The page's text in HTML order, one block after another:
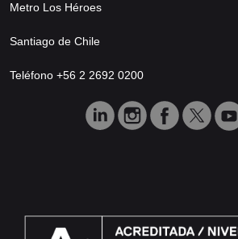
Metro Los Héroes
Santiago de Chile
Teléfono +56 2 2692 0200